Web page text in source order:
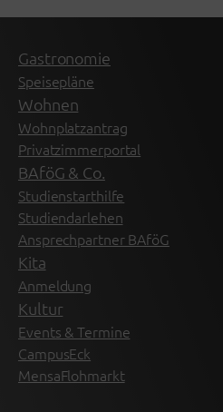
Gastronomie
Speisepläne
Wohnen
Wohnplatzantrag
Privatzimmerportal
BAföG & Co.
Studienstarthilfe
Studiendarlehen
Ansprechpartner BAföG
Kita
Anmeldung
Kultur
Events & Termine
CampusEck
MensaFlohmarkt